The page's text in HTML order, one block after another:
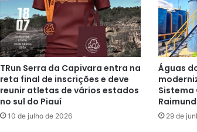
TRun Serra da Capivara entra na
reta final de inscrições e deve
reunir atletas de vários estados
no sul do Piauí
10 de julho de 2026
Águas
Sistema
29 de